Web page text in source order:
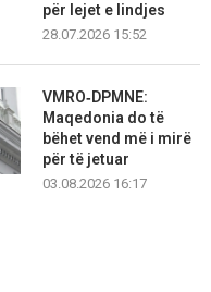
për lejet e lindjes
28.07.2026 15:52
VMRO‑DPMNE:
Maqedonia do të
bëhet vend më i mirë
për të jetuar
03.08.2026 16:17